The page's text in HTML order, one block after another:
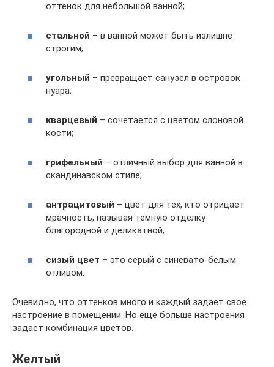
оттенок для небольшой ванной;
стальной – в ванной может быть излишне
строгим;
угольный – превращает санузел в островок
нуара;
кварцевый – сочетается с цветом слоновой
кости;
грифельный – отличный выбор для ванной в
скандинавском стиле;
антрацитовый – цвет для тех, кто отрицает
мрачность, называя темную отделку
благородной и деликатной;
сизый цвет – это серый с синевато-белым
отливом.
Очевидно, что оттенков много и каждый задает свое
настроение в помещении. Но еще больше настроения
задает комбинация цветов.
Желтый